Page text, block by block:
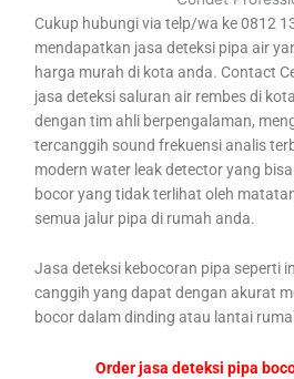
Cukup hubungi via telp/wa ke 0812
mendapatkan jasa deteksi pipa air
harga murah di kota anda. Contact
jasa deteksi saluran air rembes di
dengan tim ahli berpengalaman,
tercanggih sound frekuensi analis
modern water leak detector yang
bocor yang tidak terlihat oleh
semua jalur pipa di rumah anda.
Jasa deteksi kebocoran pipa seperti
canggih yang dapat dengan akurat
bocor dalam dinding atau lantai
Order jasa deteksi pipa